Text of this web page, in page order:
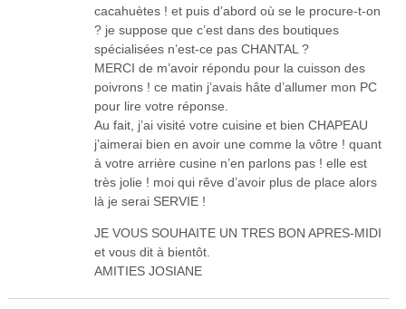
cacahuètes ! et puis d’abord où se le procure-t-on
? je suppose que c’est dans des boutiques
spécialisées n’est-ce pas CHANTAL ?
MERCI de m’avoir répondu pour la cuisson des
poivrons ! ce matin j’avais hâte d’allumer mon PC
pour lire votre réponse.
Au fait, j’ai visité votre cuisine et bien CHAPEAU
j’aimerai bien en avoir une comme la vôtre ! quant
à votre arrière cusine n’en parlons pas ! elle est
très jolie ! moi qui rêve d’avoir plus de place alors
là je serai SERVIE !
JE VOUS SOUHAITE UN TRES BON APRES-MIDI
et vous dit à bientôt.
AMITIES JOSIANE